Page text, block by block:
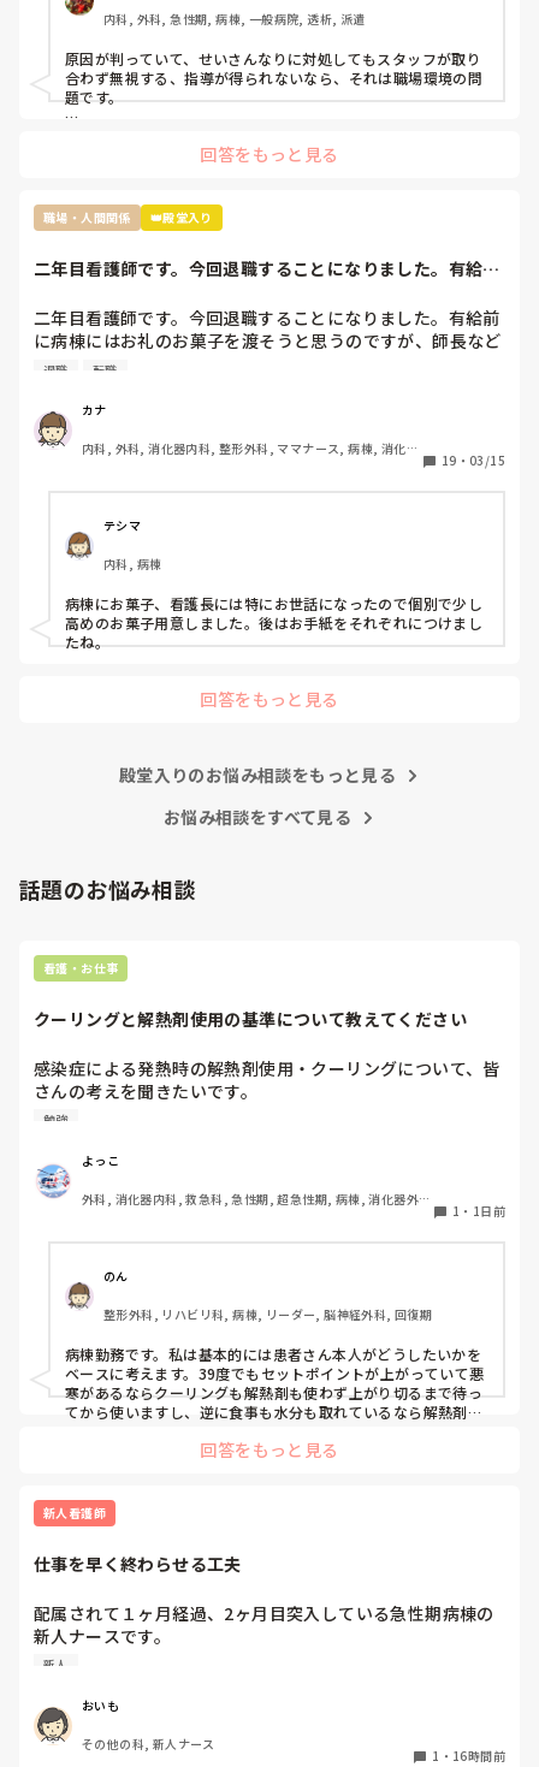
やってなかったりケアレスミスが目立つようになり、もとも
とよく思われてなかったため、この行いからついに見捨てら
れました。
見捨てられたと確信したのは明らかにもう何も指導していた
だけなくなり、詰所で〜さんにはもう無視した。もう教えな
原因は自分だとわかっているのでしょうがないことだとは理
いのかわからなくなりました。
ちなみに私の職場ではすぐ噂は広まるので私のことはほぼ全
今後は今の私の不注意を正し、頑張っていきたいと思ってい
かわからないです。こんな私ですが何かアドバイスいただけ
れば嬉しいです。
内科, 外科, 急性期, 病棟, 一般病院, 透析, 派遣
原因が判っていて、せいさんなりに対処してもスタッフが取り
合わず無視する、指導が得られないなら、それは職場環境の問
題です。
かれているんですよね。
「急性期の病棟で一から学び直す」
く領域を見つけて転職したくなった時に、キャリアが役立つの
ではないかと思います。
の看護師相手に無理な愛想笑いや、ご機嫌取りをしないことで
す。
聞き役に徹して、余計なことを言わず、必要最低限の報告・連
絡・相談だけして、淡々と自分の仕事をこなすようにしてくだ
さい。
わからないことがあったときだけ、周りの看護師に聞いてくだ
さい。
もし無視されたら、それは相手の看護師の職務怠慢ですから、
その時に初めて上司に相談したらいいんです。
まだ一年目なんですから、他の看護師の仕事をフォローする必
ましてや、噂話で他人を陥れるような腐った看護師たちに、な
ぜせいさんが手を貸さないといけないんですか？
正直努力するなら、ご自身の看護師としての成長のために、そ
私のお勧めは、転職して性格的に背伸びをしなくてもよい働き
回答をもっと見る
職場・人間関係 👑殿堂入り
二年目看護師です。今回退職することになりました。有給前
二年目看護師です。今回退職することになりました。有給前
に病棟にはお礼のお菓子を渡そうと思うのですが、師長など
個々へお礼のお菓子を用意するか迷っています。みなさん移
退職 転職
カナ
内科, 外科, 消化器内科, 整形外科, ママナース, 病棟, 消化器
19 ・ 03/15
テシマ
内科, 病棟
病棟にお菓子、看護長には特にお世話になったので個別で少し
高めのお菓子用意しました。後はお手紙をそれぞれにつけまし
たね。
回答をもっと見る
殿堂入りのお悩み相談をもっと見る
お悩み相談をすべて見る
話題のお悩み相談
看護・お仕事
クーリングと解熱剤使用の基準について教えてください
感染症による発熱時の解熱剤使用・クーリングについて、皆
さんの考えを聞きたいです。
ばかりの患者さんがいるとします。当然、原因がすぐに改善
するわけではないため、解熱剤を使用して一時的に解熱して
も、効果が切れれば再度発熱する可能性があります。
特に高齢者の場合、
・高熱が持続することで代謝・酸素消費量が増え、循環・呼
吸への負担や体力消耗につながる
・一方で、解熱剤で一度下がったあと再び発熱すると、悪寒
やシバリングを伴うこともあり、体温が上下する過程自体も
負担になる
という両面があると思っています。
ング」と体温だけで判断するより、苦痛の程度、HR・RR、
見て、発熱による負荷が大きい場合に解熱する方が良いので
はないかと考えています。
また、感染性発熱でセットポイントが上昇している段階、特
んが希望する場合を除いて積極的に行うメリットがあまりな
いのでは？とも感じています。
「解熱剤を使う・使わない」
「クーリングする・しない」
を何を基準に判断していますか？
勉強
よっこ
外科, 消化器内科, 救急科, 急性期, 超急性期, 病棟, 消化器外
1 ・ 1日前
のん
整形外科, リハビリ科, 病棟, リーダー, 脳神経外科, 回復期
病棟勤務です。私は基本的には患者さん本人がどうしたいかを
ベースに考えます。39度でもセットポイントが上がっていて悪
寒があるならクーリングも解熱剤も使わず上がり切るまで待っ
てから使いますし、逆に食事も水分も取れているなら解熱剤は
担になっているようなら速やかに解熱を行います。高齢者の場
その患者さんがどうかとかその時の状況によって対応は様々あ
ると思うので、この場合はこうするみたいなパターン的なもの
回答をもっと見る
新人看護師
仕事を早く終わらせる工夫
配属されて１ヶ月経過、2ヶ月目突入している急性期病棟の
新人ナースです。
他の病棟の同期は4、5人受け持っている中まだ2人しか受け
しかも、2人受け持ちで平均1～3時間は残業しています。3
人目に入れないことに焦りを感じています。
新人
おいも
その他の科, 新人ナース
1 ・ 16時間前